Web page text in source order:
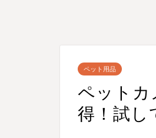
ペット用品
ペットカ
得！試し